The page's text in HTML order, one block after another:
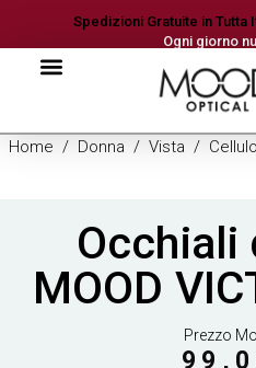
Spedizioni Gratuite in Tutta
Ogni giorno
Home / Donna / Vista /
Occhiali
MOOD
Prezzo